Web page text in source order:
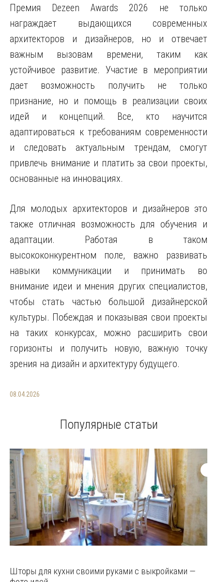
Премия Dezeen Awards 2026 не только
награждает выдающихся современных
архитекторов и дизайнеров, но и отвечает
важным вызовам времени, таким как
устойчивое развитие. Участие в мероприятии
дает возможность получить не только
признание, но и помощь в реализации своих
идей и концепций. Все, кто научится
адаптироваться к требованиям современности
и следовать актуальным трендам, смогут
привлечь внимание и платить за свои проекты,
основанные на инновациях.
Для молодых архитекторов и дизайнеров это
также отличная возможность для обучения и
адаптации. Работая в таком
высококонкурентном поле, важно развивать
навыки коммуникации и принимать во
внимание идеи и мнения других специалистов,
чтобы стать частью большой дизайнерской
культуры. Побеждая и показывая свои проекты
на таких конкурсах, можно расширить свои
горизонты и получить новую, важную точку
зрения на дизайн и архитектуру будущего.
08.04.2026
Популярные статьи
Шторы для кухни своими руками с выкройками —